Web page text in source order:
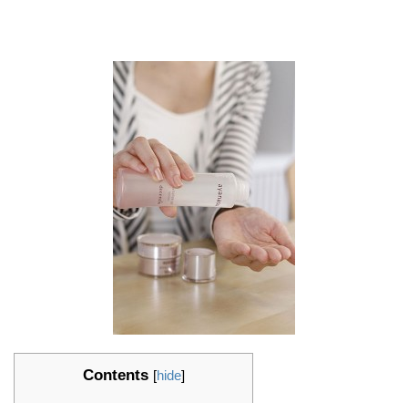
Contents [hide]